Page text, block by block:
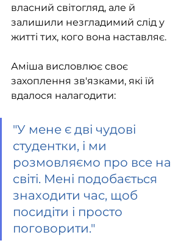
власний світогляд, але й
залишили незгладимий слід у
житті тих, кого вона наставляє.
Аміша висловлює своє
захоплення зв'язками, які їй
вдалося налагодити:
"У мене є дві чудові
студентки, і ми
розмовляємо про все на
світі. Мені подобається
знаходити час, щоб
посидіти і просто
поговорити."